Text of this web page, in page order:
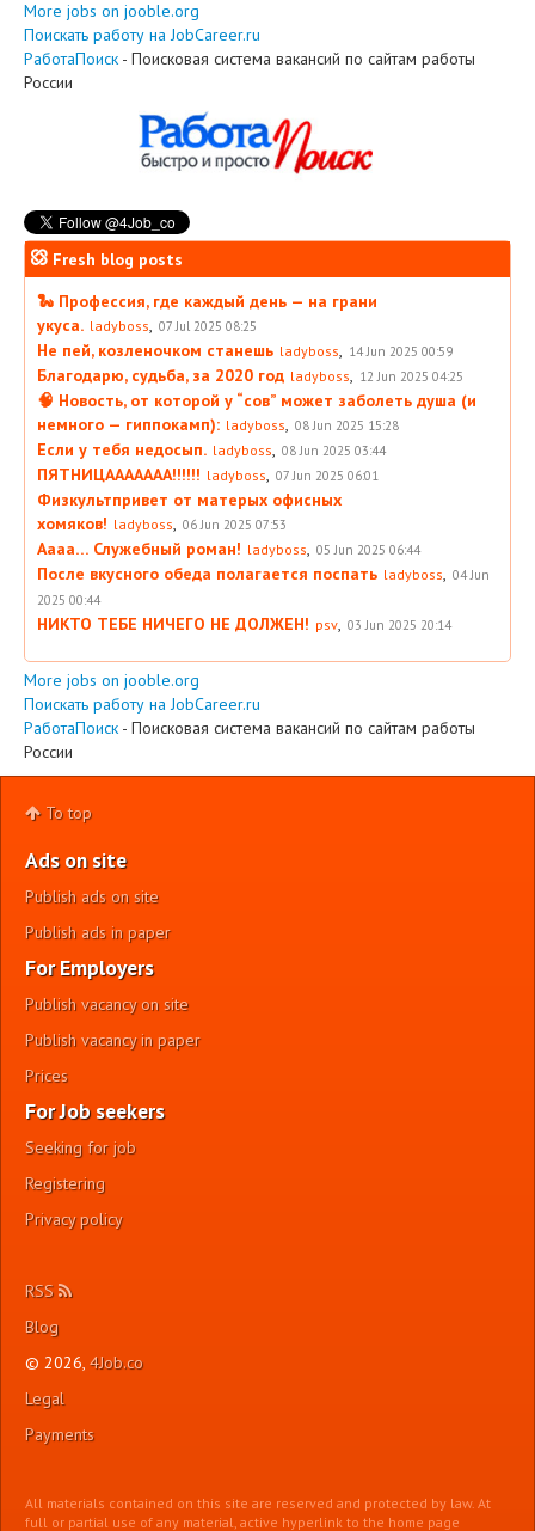
More jobs on jooble.org
Поискать работу на JobCareer.ru
РаботаПоиск - Поисковая система вакансий по сайтам работы
России
Fresh blog posts
🐍 Профессия, где каждый день — на грани
укуса. ladyboss 07 Jul 2025 08:25
Не пей, козленочком станешь ladyboss 14 Jun 2025 00:59
Благодарю, судьба, за 2020 год ladyboss 12 Jun 2025 04:25
🧠 Новость, от которой у “сов” может заболеть душа (и
немного — гиппокамп): ladyboss 08 Jun 2025 15:28
Если у тебя недосып. ladyboss 08 Jun 2025 03:44
ПЯТНИЦААААААА!!!!!! ladyboss 07 Jun 2025 06:01
Физкультпривет от матерых офисных
хомяков! ladyboss 06 Jun 2025 07:53
Аааа… Служебный роман! ladyboss 05 Jun 2025 06:44
После вкусного обеда полагается поспать ladyboss
04 Jun
2025 00:44
НИКТО ТЕБЕ НИЧЕГО НЕ ДОЛЖЕН! psv 03 Jun 2025 20:14
More jobs on jooble.org
Поискать работу на JobCareer.ru
РаботаПоиск - Поисковая система вакансий по сайтам работы
России
To top
Ads on site
Publish ads on site
Publish ads in paper
For Employers
Publish vacancy on site
Publish vacancy in paper
Prices
For Job seekers
Seeking for job
Registering
Privacy policy
RSS
Blog
© 2026, 4Job.co
Legal
Payments
All materials contained on this site are reserved and protected by law. At
full or partial use of any material, active hyperlink to the home page